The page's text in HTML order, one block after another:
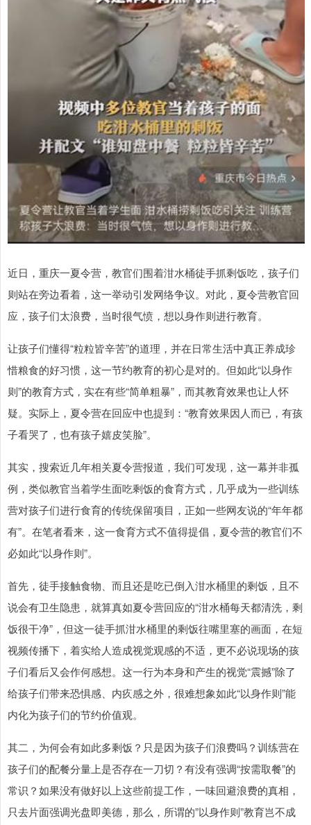
近日，重庆一夏令营，教官们围着泔水桶徒手抓剩饭吃，孩子们
则站在旁边看着，这一举动引发网络争议。对此，夏令营教官回
应，孩子们太浪费，当时很气愤，想以身作则进行教育。
让孩子们懂得“粒粒皆辛苦”的道理，并在日常生活中真正养成珍
惜粮食的好习惯，这一节约教育的初心是对的。但如此“以身作
则”的教育方式，实在有些“简单粗暴”，而其教育效果也让人怀
疑。实际上，夏令营在回应中也提到：“教育效果因人而已，有孩
子看哭了，也有孩子嬉皮笑脸”。
其实，搜索近几年相关夏令营报道，我们可发现，这一幕并非孤
例，类似教官当着学生面吃剩饭的食育方式，几乎成为一些训练
营对孩子们进行食育的传统保留项目，正如一些网友说的“年年都
有”。在笔者看来，这一食育方式不值得提倡，夏令营的教官们不
必如此“以身作则”。
首先，徒手接触食物、而且还是吃已倒入泔水桶里的剩饭，且不
说会有卫生隐患，就算真如夏令营回应的“泔水桶每天都清洗，剩
饭很干净”，但这一徒手抓泔水桶里的剩饭往嘴里塞的画面，在短
视频传播下，着实给人造成视觉观感的不适，更不必说现场的孩
子们看后又会作何感想。这一行为本身和产生的视觉“震撼”除了
给孩子们带来恐惧感、内疚感之外，很难想象如此“以身作则”能
内化为孩子们的节约价值观。
其二，为何会有如此多剩饭？只是因为孩子们浪费吗？训练营在
孩子们的配餐分量上是否存在一刀切？有没有强调“按需取餐”的
常识？如果没有做好以上这些前提工作，一味回避浪费的真相，
只去片面强调光盘即美德，那么，所谓的”以身作则”教育岂不成